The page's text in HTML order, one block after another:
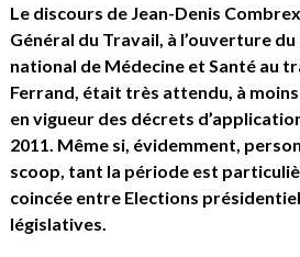
Le discours de Jean-Denis
Général du Travail, à l’ouverture
national de Médecine et Santé au
Ferrand, était très attendu, à moins
en vigueur des décrets
2011. Même si, évidemment,
scoop, tant la période est
coincée entre Elections
législatives.